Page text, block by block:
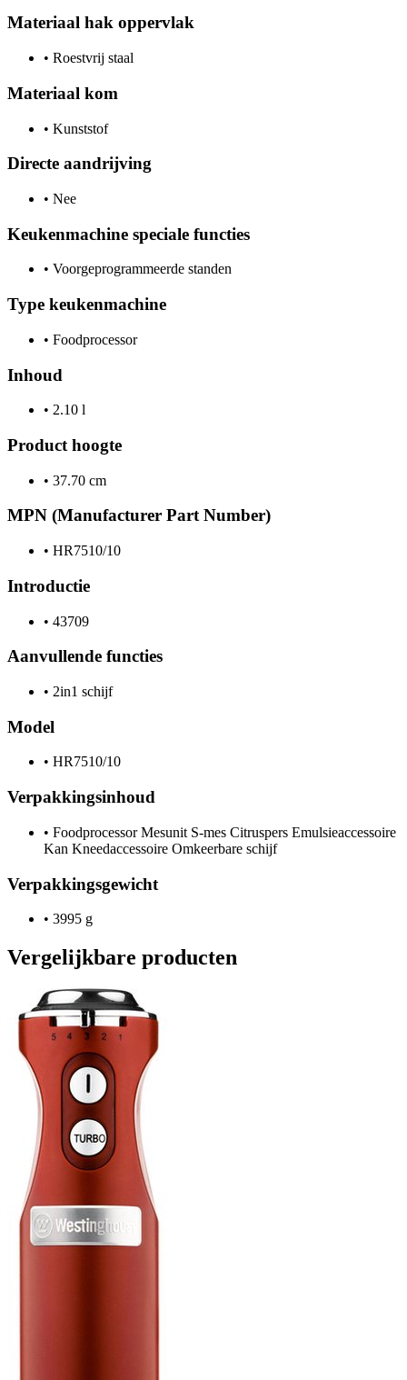
Materiaal hak oppervlak
• Roestvrij staal
Materiaal kom
• Kunststof
Directe aandrijving
• Nee
Keukenmachine speciale functies
• Voorgeprogrammeerde standen
Type keukenmachine
• Foodprocessor
Inhoud
• 2.10 l
Product hoogte
• 37.70 cm
MPN (Manufacturer Part Number)
• HR7510/10
Introductie
• 43709
Aanvullende functies
• 2in1 schijf
Model
• HR7510/10
Verpakkingsinhoud
• Foodprocessor Mesunit S-mes Citruspers Emulsieaccessoire
Kan Kneedaccessoire Omkeerbare schijf
Verpakkingsgewicht
• 3995 g
Vergelijkbare producten